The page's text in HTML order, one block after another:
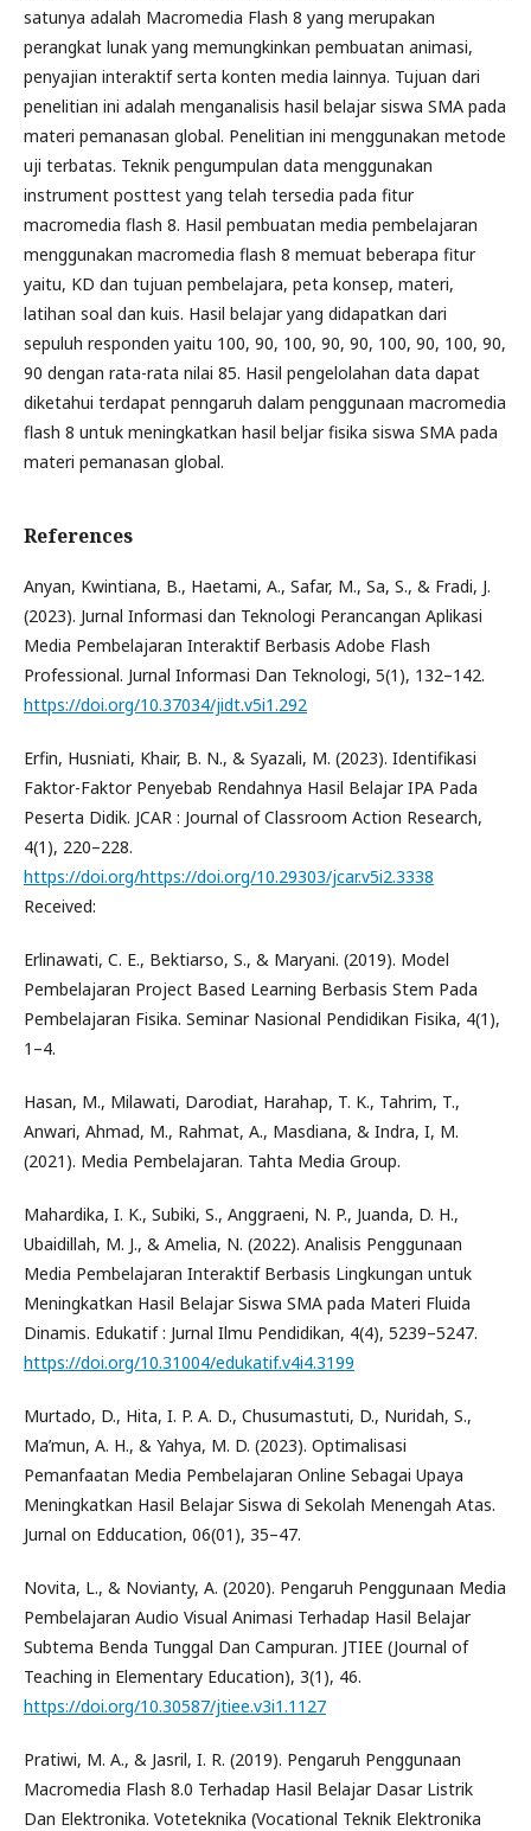
satunya adalah Macromedia Flash 8 yang merupakan
perangkat lunak yang memungkinkan pembuatan animasi,
penyajian interaktif serta konten media lainnya. Tujuan dari
penelitian ini adalah menganalisis hasil belajar siswa SMA pada
materi pemanasan global. Penelitian ini menggunakan metode
uji terbatas. Teknik pengumpulan data menggunakan
instrument posttest yang telah tersedia pada fitur
macromedia flash 8. Hasil pembuatan media pembelajaran
menggunakan macromedia flash 8 memuat beberapa fitur
yaitu, KD dan tujuan pembelajara, peta konsep, materi,
latihan soal dan kuis. Hasil belajar yang didapatkan dari
sepuluh responden yaitu 100, 90, 100, 90, 90, 100, 90, 100, 90,
90 dengan rata-rata nilai 85. Hasil pengelolahan data dapat
diketahui terdapat penngaruh dalam penggunaan macromedia
flash 8 untuk meningkatkan hasil beljar fisika siswa SMA pada
materi pemanasan global.
References
Anyan, Kwintiana, B., Haetami, A., Safar, M., Sa, S., & Fradi, J.
(2023). Jurnal Informasi dan Teknologi Perancangan Aplikasi
Media Pembelajaran Interaktif Berbasis Adobe Flash
Professional. Jurnal Informasi Dan Teknologi, 5(1), 132–142.
https://doi.org/10.37034/jidt.v5i1.292
Erfin, Husniati, Khair, B. N., & Syazali, M. (2023). Identifikasi
Faktor-Faktor Penyebab Rendahnya Hasil Belajar IPA Pada
Peserta Didik. JCAR : Journal of Classroom Action Research,
4(1), 220–228.
https://doi.org/https://doi.org/10.29303/jcar.v5i2.3338
Received:
Erlinawati, C. E., Bektiarso, S., & Maryani. (2019). Model
Pembelajaran Project Based Learning Berbasis Stem Pada
Pembelajaran Fisika. Seminar Nasional Pendidikan Fisika, 4(1),
1–4.
Hasan, M., Milawati, Darodiat, Harahap, T. K., Tahrim, T.,
Anwari, Ahmad, M., Rahmat, A., Masdiana, & Indra, I, M.
(2021). Media Pembelajaran. Tahta Media Group.
Mahardika, I. K., Subiki, S., Anggraeni, N. P., Juanda, D. H.,
Ubaidillah, M. J., & Amelia, N. (2022). Analisis Penggunaan
Media Pembelajaran Interaktif Berbasis Lingkungan untuk
Meningkatkan Hasil Belajar Siswa SMA pada Materi Fluida
Dinamis. Edukatif : Jurnal Ilmu Pendidikan, 4(4), 5239–5247.
https://doi.org/10.31004/edukatif.v4i4.3199
Murtado, D., Hita, I. P. A. D., Chusumastuti, D., Nuridah, S.,
Ma’mun, A. H., & Yahya, M. D. (2023). Optimalisasi
Pemanfaatan Media Pembelajaran Online Sebagai Upaya
Meningkatkan Hasil Belajar Siswa di Sekolah Menengah Atas.
Jurnal on Edducation, 06(01), 35–47.
Novita, L., & Novianty, A. (2020). Pengaruh Penggunaan Media
Pembelajaran Audio Visual Animasi Terhadap Hasil Belajar
Subtema Benda Tunggal Dan Campuran. JTIEE (Journal of
Teaching in Elementary Education), 3(1), 46.
https://doi.org/10.30587/jtiee.v3i1.1127
Pratiwi, M. A., & Jasril, I. R. (2019). Pengaruh Penggunaan
Macromedia Flash 8.0 Terhadap Hasil Belajar Dasar Listrik
Dan Elektronika. Voteteknika (Vocational Teknik Elektronika